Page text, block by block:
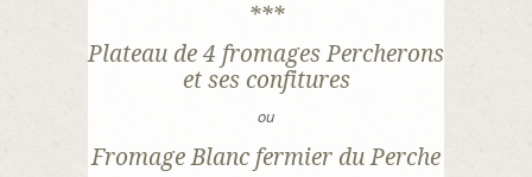
***
Plateau de 4 fromages Percherons
et ses confitures
ou
Fromage Blanc fermier du Perche